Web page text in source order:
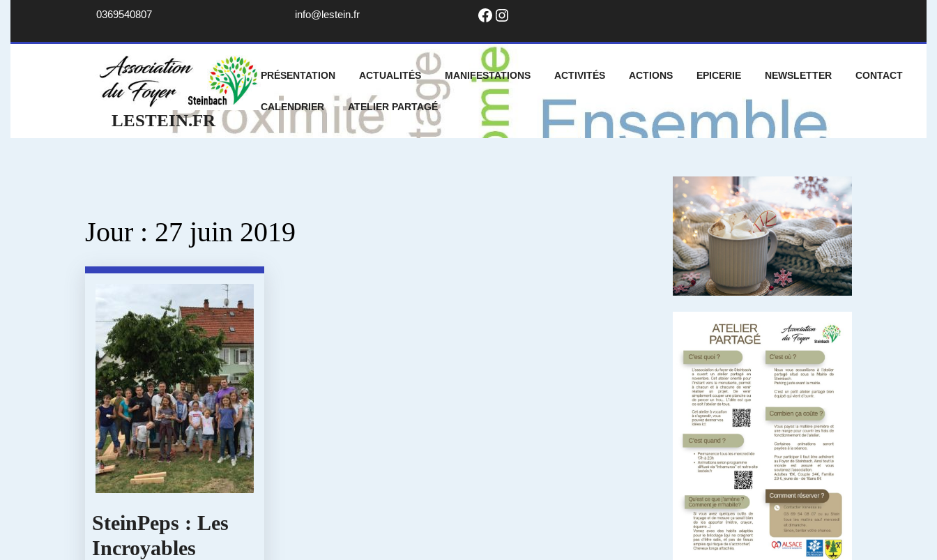
0369540807 info@lestein.frinfo@lestein.fr Facebook
Instagram
LESTEIN.FR
PRÉSENTATION ACTUALITÉS MANIFESTATIONS ACTIVITÉS ACTIONS EPICERIE NEWSLETTER CONTACT
CALENDRIER ATELIER PARTAGÉ
Jour : 27 juin 2019
SteinPeps : Les
Incroyables